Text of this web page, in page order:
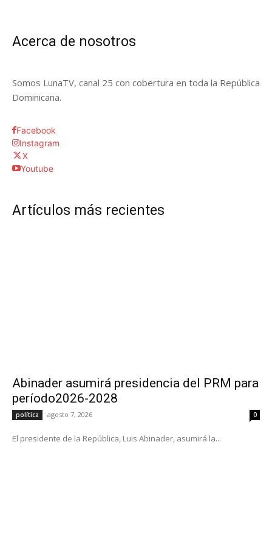
Acerca de nosotros
Somos LunaTV, canal 25 con cobertura en toda la República
Dominicana.
Facebook
Instagram
X
Youtube
Artículos más recientes
Abinader asumirá presidencia del PRM para
período2026-2028
política agosto 7, 2026 0
El presidente de la República, Luis Abinader, asumirá la...